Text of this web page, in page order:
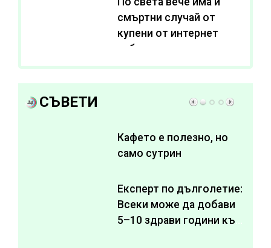
смъртни случай от
купени от интернет
субстанции за
отслабване
СЪВЕТИ
Кафето е полезно, но
само сутрин
Експерт по дълголетие:
Всеки може да добави
5–10 здрави години към